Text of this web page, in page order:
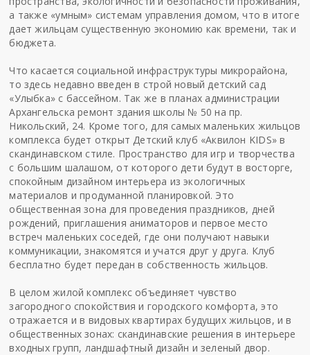
а также «умным» системам управления домом, что в итоге
дает жильцам существенную экономию как времени, так и
бюджета.
Что касается социальной инфраструктуры микрорайона,
то здесь недавно введен в строй новый детский сад
«Улыбка» с бассейном. Так же в планах администрации
Архангельска ремонт здания школы № 50 на пр.
Никольский, 24. Кроме того, для самых маленьких жильцов
комплекса будет открыт Детский клуб «Аквилон KIDS» в
скандинавском стиле. Пространство для игр и творчества
с большим шалашом, от которого дети будут в восторге,
спокойным дизайном интерьера из экологичных
материалов и продуманной планировкой. Это
общественная зона для проведения праздников, дней
рождений, приглашения аниматоров и первое место
встреч маленьких соседей, где они получают навыки
коммуникации, знакомятся и учатся друг у друга. Клуб
бесплатно будет передан в собственность жильцов.
В целом жилой комплекс объединяет чувство
загородного спокойствия и городского комфорта, это
отражается и в видовых квартирах будущих жильцов, и в
общественных зонах: скандинавские решения в интерьере
входных групп, ландшафтный дизайн и зеленый двор.